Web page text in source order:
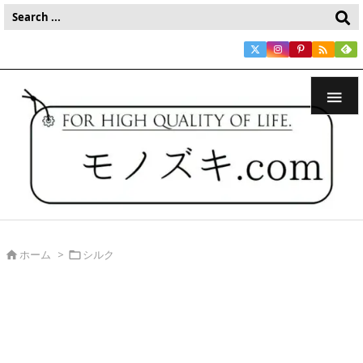


ホーム > シルク